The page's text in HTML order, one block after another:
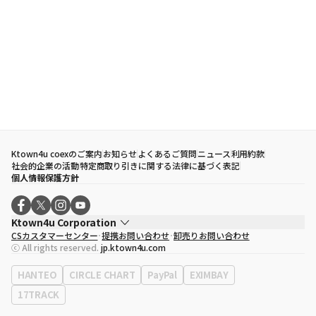
Ktown4u coexのご案内お知らせよくあるご質問ニュース利用約款
社会的企業の活動特定商取り引きに関する法律に基づく表記
個人情報保護方針
Ktown4u Corporation
代表取締役
ソン・ヒョミン
事業者登録番号120-87-71116
eContext
0120-23-7523
事務所住所
ソウル特別市江南区永東大路513、3階(三成洞、coex)
CSカスタマーセンター 提携お問い合わせ 卸売りお問い合わせ
ⓒ All rights reserved. jp.ktown4u.com
HANTEO CIRCLE CHART PayPal
EXIMBAY
17TRACK